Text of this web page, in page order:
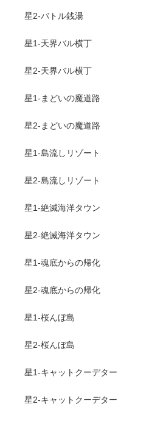
星2-バトル銭湯
星1-天界バル横丁
星2-天界バル横丁
星1-まどいの魔道路
星2-まどいの魔道路
星1-島流しリゾート
星2-島流しリゾート
星1-絶滅海洋タウン
星2-絶滅海洋タウン
星1-魂底からの帰化
星2-魂底からの帰化
星1-桜んぼ島
星2-桜んぼ島
星1-キャットクーデター
星2-キャットクーデター